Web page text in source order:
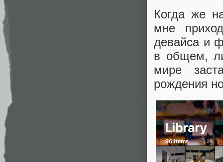
Когда же
мне
девайса и
в общем,
мире
рождения